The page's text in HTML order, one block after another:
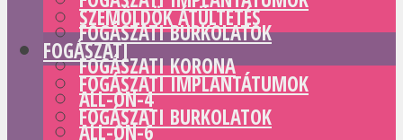
FOGÁSZATI BURKOLATOK
FOGÁSZATI KORONA
ALL-ON-4
ALL-ON-6
SZEMÖLDÖK ÁTÜLTETÉS
FOGÁSZATI
FOGÁSZATI IMPLANTÁTUMOK
FOGÁSZATI BURKOLATOK